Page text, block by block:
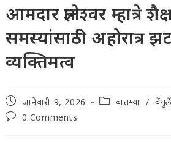
आमदार ज्ञानेश्वर म्हात्रे
समस्यांसाठी अहोरात्र
व्यक्तिमत्व
Post
published:
जानेवारी 9, 2026
Postबातम्या / वेंगुर्ले
Post0 Comments